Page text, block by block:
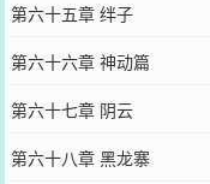
第六十五章 绊子
第六十六章 神动篇
第六十七章 阴云
第六十八章 黑龙寨